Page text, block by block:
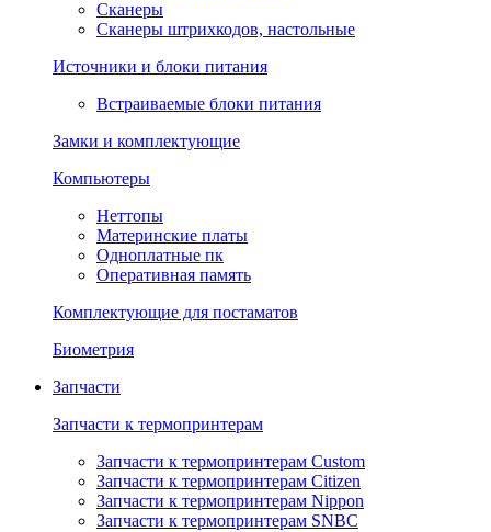
Сканеры
Сканеры штрихкодов, настольные
Источники и блоки питания
Встраиваемые блоки питания
Замки и комплектующие
Компьютеры
Неттопы
Материнские платы
Одноплатные пк
Оперативная память
Комплектующие для постаматов
Биометрия
Запчасти
Запчасти к термопринтерам
Запчасти к термопринтерам Custom
Запчасти к термопринтерам Citizen
Запчасти к термопринтерам Nippon
Запчасти к термопринтерам SNBC